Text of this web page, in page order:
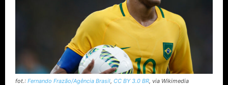
fot.: Fernando Frazão/Agência Brasil CC BY 3.0 BR , via Wikimedia